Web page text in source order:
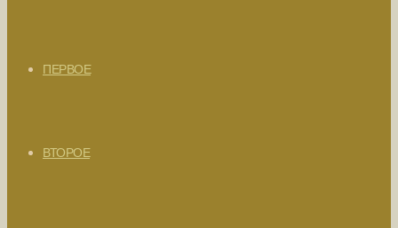
ПЕРВОЕ
ВТОРОЕ